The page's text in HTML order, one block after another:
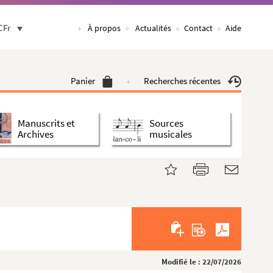
À propos Actualités Contact Aide
Panier Recherches récentes
Manuscrits et
Archives
Sources
musicales
Modifié le : 22/07/2026